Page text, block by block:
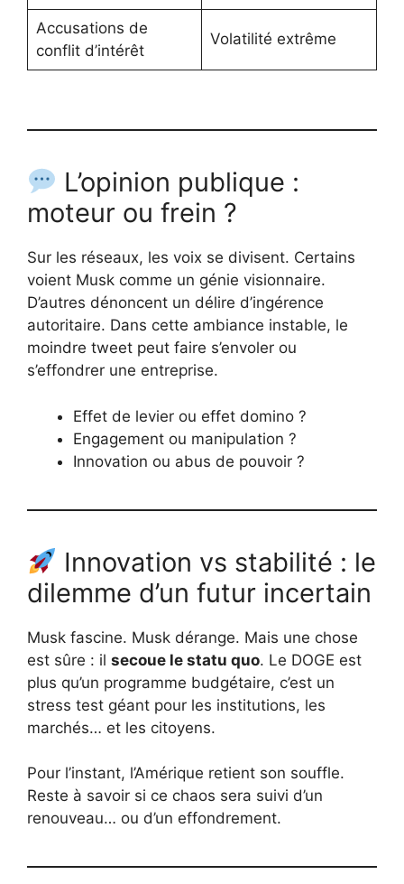
Accusations de
conflit d’intérêt
Volatilité extrême
L’opinion publique :
moteur ou frein ?
Sur les réseaux, les voix se divisent. Certains
voient Musk comme un génie visionnaire.
D’autres dénoncent un délire d’ingérence
autoritaire. Dans cette ambiance instable, le
moindre tweet peut faire s’envoler ou
s’effondrer une entreprise.
Effet de levier ou effet domino ?
Engagement ou manipulation ?
Innovation ou abus de pouvoir ?
Innovation vs stabilité : le
dilemme d’un futur incertain
Musk fascine. Musk dérange. Mais une chose
est sûre : il secoue le statu quo. Le DOGE est
plus qu’un programme budgétaire, c’est un
stress test géant pour les institutions, les
marchés… et les citoyens.
Pour l’instant, l’Amérique retient son souffle.
Reste à savoir si ce chaos sera suivi d’un
renouveau… ou d’un effondrement.